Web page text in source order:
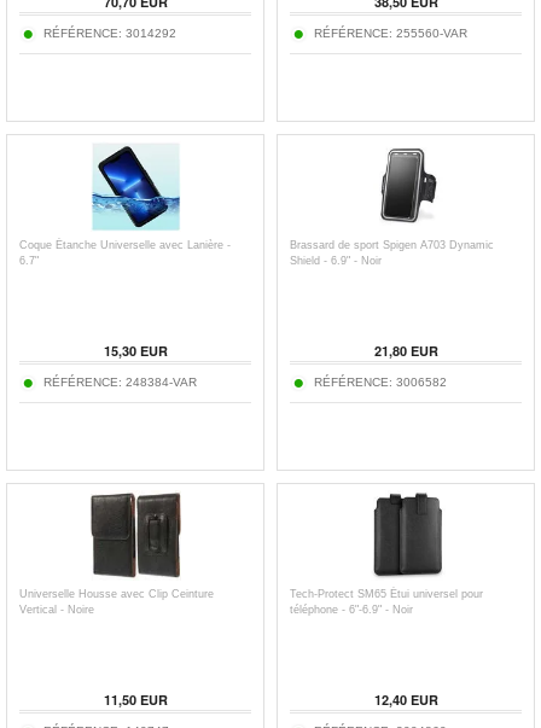
RÉFÉRENCE: 3014292 RÉFÉRENCE: 255560-VAR
Coque Étanche Universelle avec Lanière -
6.7"
15,30EUR
RÉFÉRENCE: 248384-VAR
Brassard de sport Spigen A703 Dynamic
Shield - 6.9" - Noir
21,80EUR
RÉFÉRENCE: 3006582
Universelle Housse avec Clip Ceinture
Vertical - Noire
11,50EUR
Tech-Protect SM65 Étui universel pour
téléphone - 6"-6.9" - Noir
12,40EUR